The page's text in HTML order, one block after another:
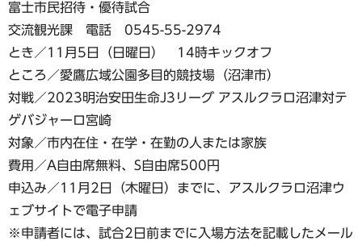
富士市民招待・優待試合
交流観光課 電話 0545-55-2974
とき／11月5日（日曜日） 14時キックオフ
ところ／愛鷹広域公園多目的競技場（沼津市）
対戦／2023明治安田生命J3リーグ アスルクラロ沼津対テ
ゲバジャーロ宮崎
対象／市内在住・在学・在勤の人または家族
費用／A自由席無料、S自由席500円
申込み／11月2日（木曜日）までに、アスルクラロ沼津ウ
ェブサイトで電子申請
※申請者には、試合2日前までに入場方法を記載したメール